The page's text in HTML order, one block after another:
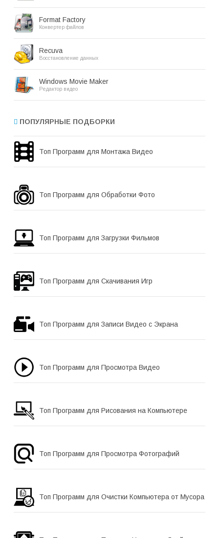
Format Factory
Конвертер файлов
Recuva
Восстановление данных
Windows Movie Maker
Редактор видео
ПОПУЛЯРНЫЕ ПОДБОРКИ
Топ Программ для Монтажа Видео
Топ Программ для Обработки Фото
Топ Программ для Загрузки Фильмов
Топ Программ для Скачивания Игр
Топ Программ для Записи Видео с Экрана
Топ Программ для Просмотра Видео
Топ Программ для Рисования на Компьютере
Топ Программ для Просмотра Фотографий
Топ Программ для Очистки Компьютера от Мусора